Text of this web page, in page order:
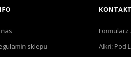
nas
sklepu
KONTAKT
Alkri: Pod